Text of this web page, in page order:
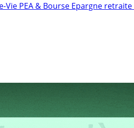
Vie PEA & Bourse Epargne retraite